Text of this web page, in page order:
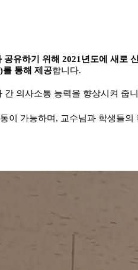
공유하기 위해 2021년도에 새로
를 통해 제공합니다.
의사소통 능력을 향상시켜 줍
이 가능하며, 교수님과 학생들의